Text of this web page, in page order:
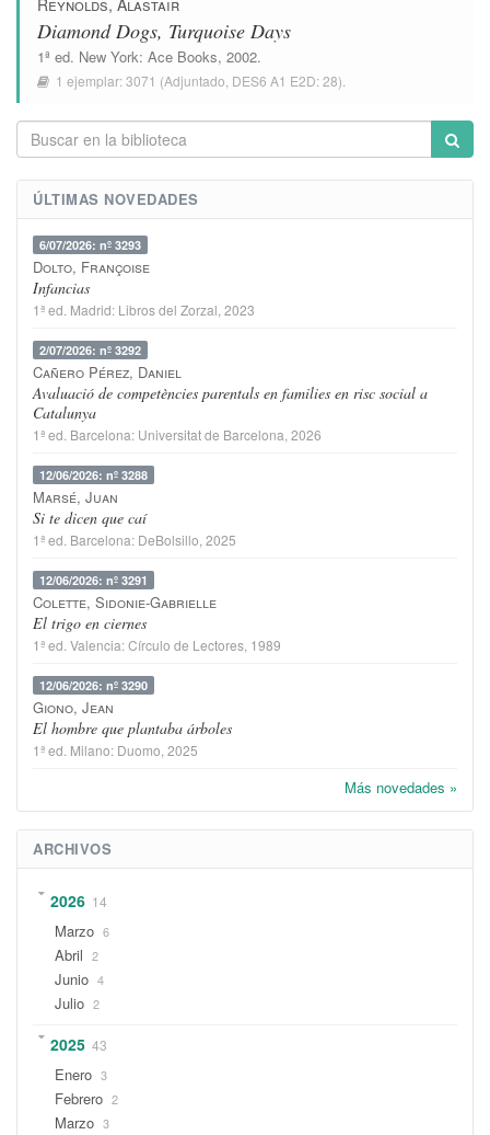
Reynolds, Alastair
Diamond Dogs, Turquoise Days
1ª ed. New York: Ace Books, 2002.
1 ejemplar:3071 (Adjuntado, DES6 A1 E2D: 28).
ÚLTIMAS NOVEDADES
6/07/2026: nº 3293
Dolto, Françoise
Infancias
1ª ed. Madrid: Libros del Zorzal , 2023
2/07/2026: nº 3292
Cañero Pérez, Daniel
Avaluació de competències parentals en families en risc social a
Catalunya
1ª ed. Barcelona: Universitat de Barcelona , 2026
12/06/2026: nº 3288
Marsé, Juan
Si te dicen que caí
1ª ed. Barcelona: DeBolsillo , 2025
12/06/2026: nº 3291
Colette, Sidonie-Gabrielle
El trigo en ciernes
1ª ed. Valencia:Círculo de Lectores , 1989
12/06/2026: nº 3290
Giono, Jean
El hombre que plantaba árboles
1ª ed. Milano: Duomo , 2025
Más novedades »
ARCHIVOS
2026 14
Marzo 6
Abril 2
Junio 4
Julio 2
2025 43
Enero 3
Febrero 2
Marzo 3